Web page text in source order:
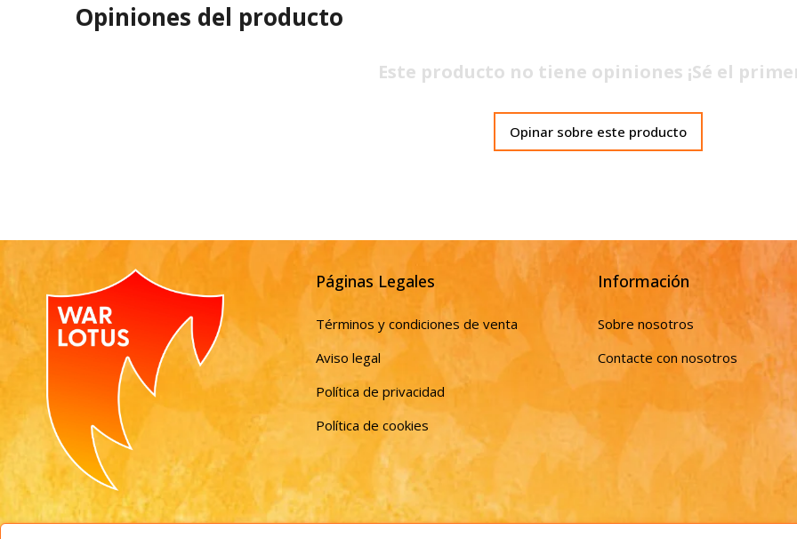
Opiniones del producto
Este producto no tiene opiniones ¡Sé el
Opinar sobre este producto
Páginas Legales
Términos y condiciones de venta
Aviso legal
Política de privacidad
Política de cookies
Información
Sobre nosotros
Contacte con nosotros